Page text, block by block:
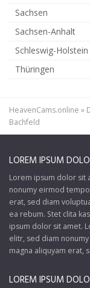
Sachsen
Sachsen-Anhalt
Schleswig-Holstein
Thüringen
HeavenCams.online »
Bachfeld
LOREM IPSUM
Lorem ipsum dolor sit
nonumy eirmod
erat, sed diam
ea rebum. Stet clita
ipsum dolor sit amet.
elitr, sed diam
magna aliquyam erat,
LOREM IPSUM